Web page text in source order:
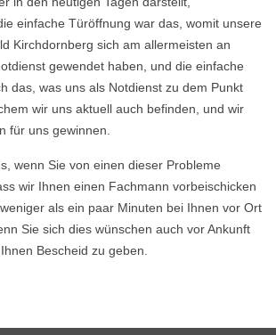
einfache Türöffnung war das, womit unsere
Kirchdornberg sich am allermeisten an
gewendet haben, und die einfache
das, was uns als Notdienst zu dem Punkt
wir uns aktuell auch befinden, und wir
für uns gewinnen.
wenn Sie von einen dieser Probleme
wir Ihnen einen Fachmann vorbeischicken
als ein paar Minuten bei Ihnen vor Ort
Sie sich dies wünschen auch vor Ankunft
Bescheid zu geben.